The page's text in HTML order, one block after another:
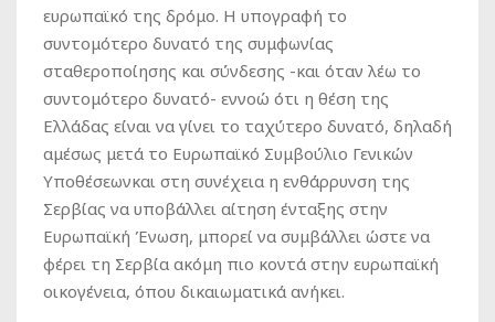
ευρωπαϊκό της δρόμο. Η υπογραφή το
συντομότερο δυνατό της συμφωνίας
σταθεροποίησης και σύνδεσης -και όταν λέω το
συντομότερο δυνατό- εννοώ ότι η θέση της
Ελλάδας είναι να γίνει το ταχύτερο δυνατό, δηλαδή
αμέσως μετά το Ευρωπαϊκό Συμβούλιο Γενικών
Υποθέσεωνκαι στη συνέχεια η ενθάρρυνση της
Σερβίας να υποβάλλει αίτηση ένταξης στην
Ευρωπαϊκή Ένωση, μπορεί να συμβάλλει ώστε να
φέρει τη Σερβία ακόμη πιο κοντά στην ευρωπαϊκή
οικογένεια, όπου δικαιωματικά ανήκει.